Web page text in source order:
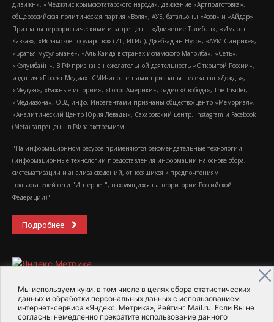
Мы используем куки, в том числе в целях сбора статистических
данных и обработки персональных данных с использованием
интернет-сервиса «Яндекс. Метрика», Рейтинг Mail.ru. Если Вы не
согласны немедленно прекратите использование данного
дивижн», «Меджлис крымскотатарского народа», движение «Артподготовка»,
общероссийская политическая партия «Воля», АУЕ, батальоны «Азов» и «Айдар».
Признаны террористическими и запрещены: «Движение Талибан», «Имарат
Кавказ», «Исламское государство» (ИГ, ИГИЛ), Джебхад-ан-Нусра, «АУМ Синрике»,
«Братья-мусульмане», «Аль-Каида в странах исламского Магриба», «Сеть»,
«Колумбайн». В РФ признана нежелательной деятельность «Открытой России»,
издания «Проект Медиа». СМИ-иноагентами признаны: телеканал «Дождь»,
«Медуза», «Важные истории», «Голос Америки», радио «Свобода», The Insider,
«Медиазона», ОВД-инфо. Иноагентами признаны общество/центр «Мемориал»,
«Аналитический Центр Юрия Левады», Сахаровский центр. Instagram и Facebook
(Metа) запрещены в РФ за экстремизм.
"На информационном ресурсе применяются рекомендательные технологии
(информационные технологии предоставления информации на основе сбора,
систематизации и анализа сведений, относящихся к предпочтениям
пользователей сети "Интернет", находящихся на территории Российской
Федерации)".
Подробнее
2015-2026- Информационное агентство МедиаПоток